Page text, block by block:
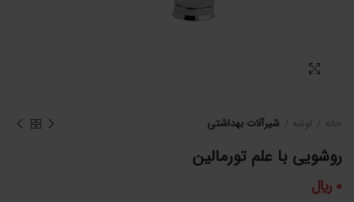
خانه اوشه شیرآلات بهداشتی
روشویی با علم تورمالین
0 ﷼